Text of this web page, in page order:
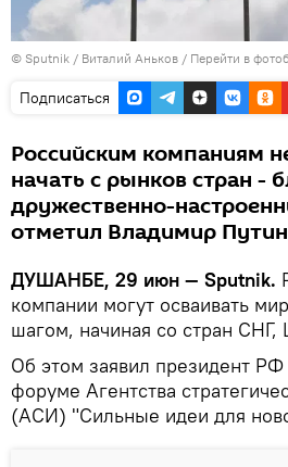
© Sputnik / Виталий Аньков / Перейти в
Подписаться
Российским компаниям
начать с рынков стран -
дружественно-
отметил Владимир Путин
ДУШАНБЕ, 29 июн — Sputnik.
компании могут осваивать
шагом, начиная со стран
Об этом заявил президент
форуме Агентства
(АСИ) "Сильные идеи для